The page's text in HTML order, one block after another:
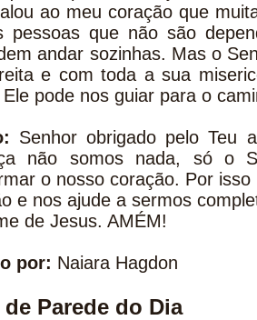
ao meu coração que
pessoas que não são
andar sozinhas. Mas o
e com toda a sua
pode nos guiar para o
Senhor obrigado pelo Teu
não somos nada, só o
o nosso coração. Por
e nos ajude a sermos
de Jesus. AMÉM!
por: Naiara Hagdon
de Parede do Dia